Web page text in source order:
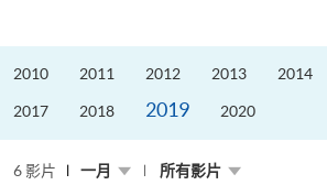
2010 2011 2012 2013 2014
2017 2018 2019 2020
6 影片 一月 所有影片